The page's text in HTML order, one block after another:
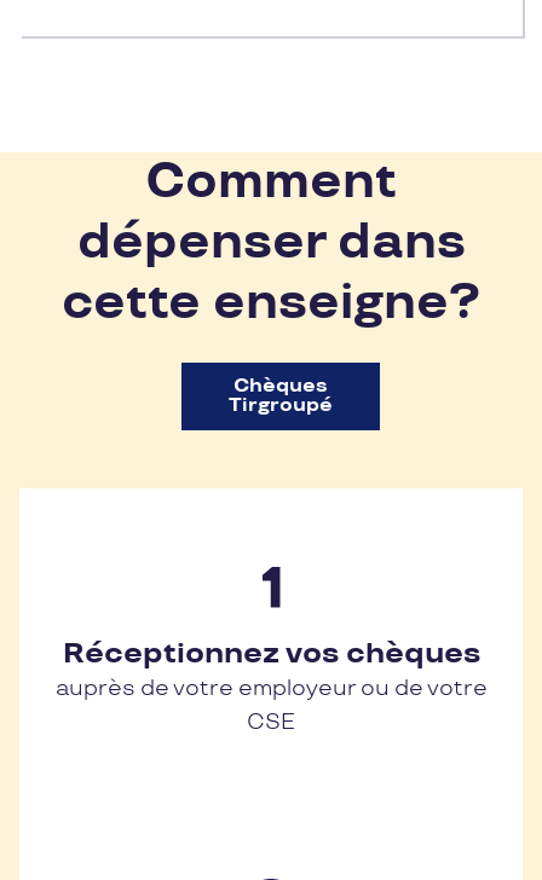
Comment
dépenser dans
cette enseigne?
Chèques
Tirgroupé
Réceptionnez vos chèques
auprès de votre employeur ou de votre
CSE